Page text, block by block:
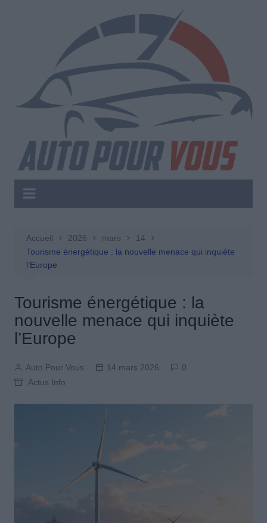
Accueil 2026 mars
14
Tourisme énergétique : la nouvelle menace qui inquiète
l’Europe
Tourisme énergétique : la
nouvelle menace qui inquiète
l’Europe
Auto Pour Vous 14 mars 2026
0
Actus Info